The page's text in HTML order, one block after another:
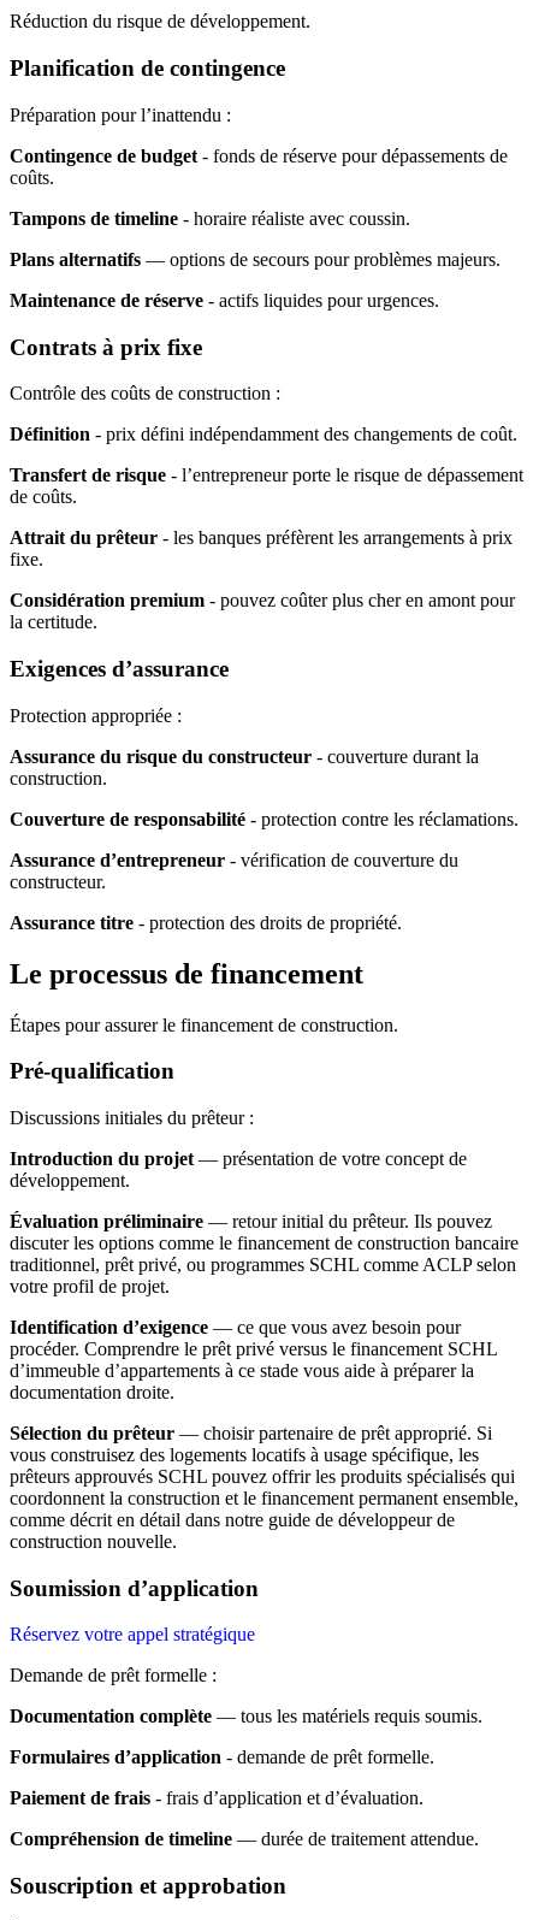
Réduction du risque de développement.
Planification de contingence
Préparation pour l’inattendu :
Contingence de budget - fonds de réserve pour dépassements de
coûts.
Tampons de timeline - horaire réaliste avec coussin.
Plans alternatifs — options de secours pour problèmes majeurs.
Maintenance de réserve - actifs liquides pour urgences.
Contrats à prix fixe
Contrôle des coûts de construction :
Définition - prix défini indépendamment des changements de coût.
Transfert de risque - l’entrepreneur porte le risque de dépassement
de coûts.
Attrait du prêteur - les banques préfèrent les arrangements à prix
fixe.
Considération premium - pouvez coûter plus cher en amont pour
la certitude.
Exigences d’assurance
Protection appropriée :
Assurance du risque du constructeur - couverture durant la
construction.
Couverture de responsabilité - protection contre les réclamations.
Assurance d’entrepreneur - vérification de couverture du
constructeur.
Assurance titre - protection des droits de propriété.
Le processus de financement
Étapes pour assurer le financement de construction.
Pré-qualification
Discussions initiales du prêteur :
Introduction du projet — présentation de votre concept de
développement.
Évaluation préliminaire — retour initial du prêteur. Ils pouvez
discuter les options comme le financement de construction bancaire
traditionnel, prêt privé, ou programmes SCHL comme ACLP selon
votre profil de projet.
Identification d’exigence — ce que vous avez besoin pour
procéder. Comprendre le prêt privé versus le financement SCHL
d’immeuble d’appartements à ce stade vous aide à préparer la
documentation droite.
Sélection du prêteur — choisir partenaire de prêt approprié. Si
vous construisez des logements locatifs à usage spécifique, les
prêteurs approuvés SCHL pouvez offrir les produits spécialisés qui
coordonnent la construction et le financement permanent ensemble,
comme décrit en détail dans notre guide de développeur de
construction nouvelle.
Soumission d’application
Réservez votre appel stratégique
Demande de prêt formelle :
Documentation complète — tous les matériels requis soumis.
Formulaires d’application - demande de prêt formelle.
Paiement de frais - frais d’application et d’évaluation.
Compréhension de timeline — durée de traitement attendue.
Souscription et approbation